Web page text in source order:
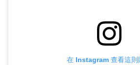
在 Instagram 查看這則